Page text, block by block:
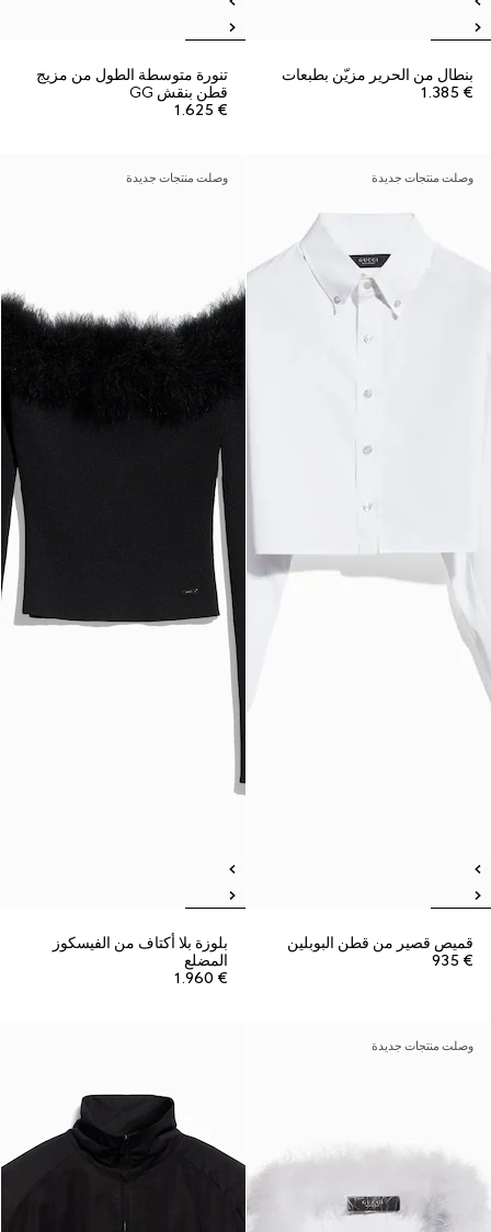
بنطال من الحرير مزيّن بطبعات
€ 1.385
تنورة متوسطة الطول من مزيج
قطن بنقش GG
€ 1.625
وصلت منتجات جديدة
قميص قصير من قطن البوبلين
€ 935
وصلت منتجات جديدة
بلوزة بلا أكتاف من الفيسكوز
المضلع
€ 1.960
وصلت منتجات جديدة